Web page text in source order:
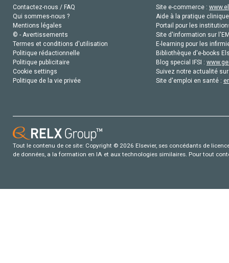
Contactez-nous / FAQ
Qui sommes-nous ?
Mentions légales
© - Avertissements
Termes et conditions d'utilisation
Politique rédactionnelle
Politique publicitaire
Cookie settings
Politique de la vie privée
Site e-commerce :
Aide à la pratique
Portail pour les
Site d'information sur
E-learning pour les
Bibliothèque d'e-books
Blog special IFSI :
Suivez notre actualité
Site d'emploi en santé :
Tout le contenu de ce site: Copyright © 2026 Elsevier, ses concédants de
de données, a la formation en IA et aux technologies similaires. Pour tout